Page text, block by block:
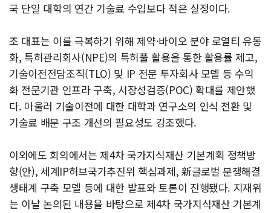
국 단일 대학의 연간 기술료 수입보다 적은 실정이다.
조 대표는 이를 극복하기 위해 제약·바이오 분야 로열티 유동
화, 특허관리회사(NPE)의 특허풀 활용을 통한 활용률 제고,
기술이전전담조직(TLO) 및 IP 전문 투자회사 모델 등 수익
화 전문기관 인프라 구축, 시장성검증(POC) 확대를 제안했
다. 아울러 기술이전에 대한 대학과 연구소의 인식 전환 및
기술료 배분 구조 개선의 필요성도 강조했다.
이외에도 회의에서는 제4차 국가지식재산 기본계획 정책방
향(안), 세계IP허브국가추진위 핵심과제, 新글로벌 분쟁해결
생태계 구축 모델 등에 대한 발표와 토론이 진행됐다. 지재위
는 이날 논의된 내용을 바탕으로 제4차 국가지식재산 기본계